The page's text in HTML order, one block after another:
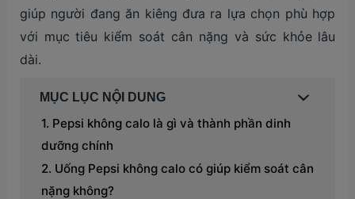
giúp người đang ăn kiêng đưa ra lựa chọn phù hợp
với mục tiêu kiểm soát cân nặng và sức khỏe lâu
dài.
MỤC LỤC NỘI DUNG
Pepsi không calo là gì và thành phần dinh
dưỡng chính
Uống Pepsi không calo có giúp kiểm soát cân
nặng không?